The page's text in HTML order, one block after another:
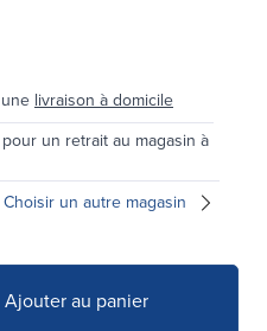
livraison à domicile
pour un retrait au magasin à
Choisir un autre magasin
Ajouter au panier